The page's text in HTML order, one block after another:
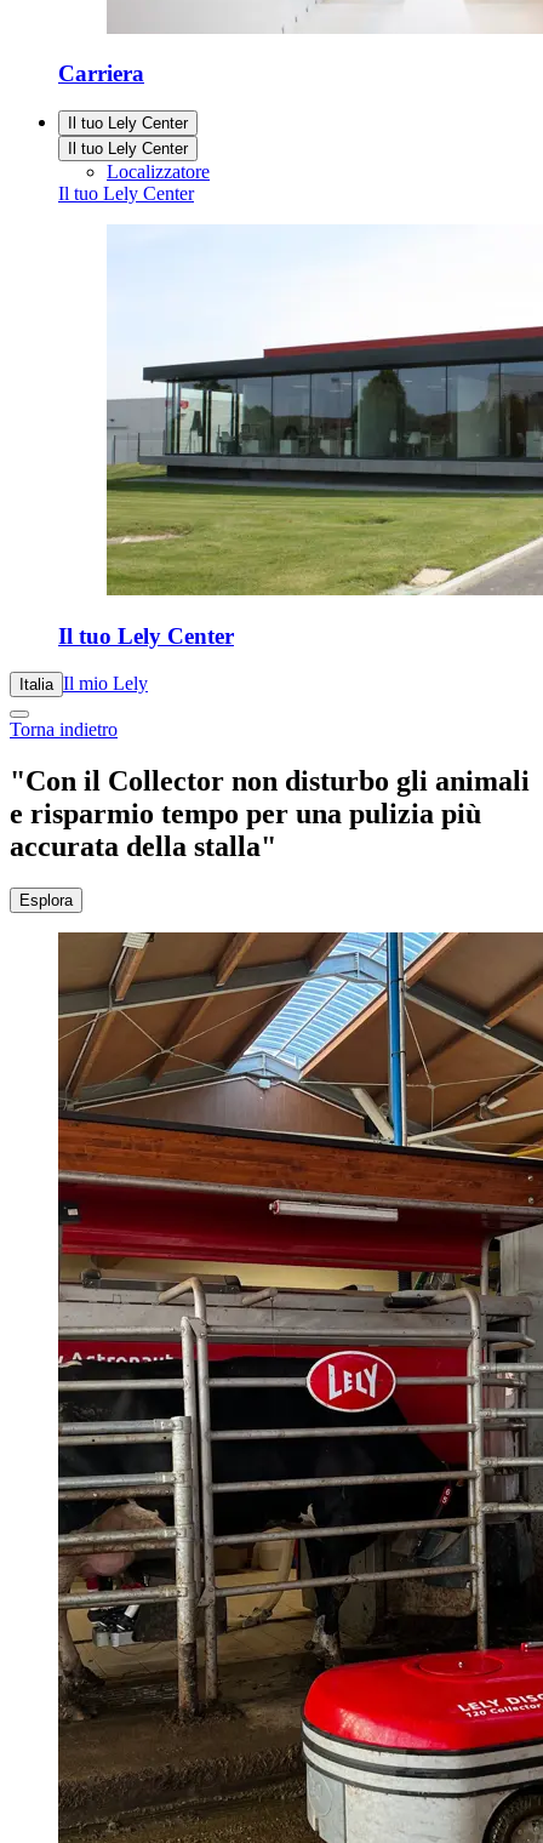
Carriera
Il tuo Lely Center
Il tuo Lely Center
Localizzatore
Il tuo Lely Center
Il tuo Lely Center
Italia Il mio Lely
Torna indietro
"Con il Collector non disturbo gli animali
e risparmio tempo per una pulizia più
accurata della stalla"
Esplora